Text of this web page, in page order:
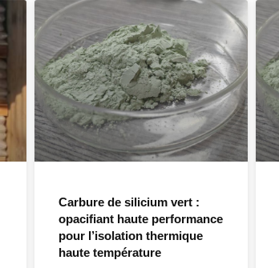
Carbure de silicium vert :
opacifiant haute performance
pour l’isolation thermique
haute température